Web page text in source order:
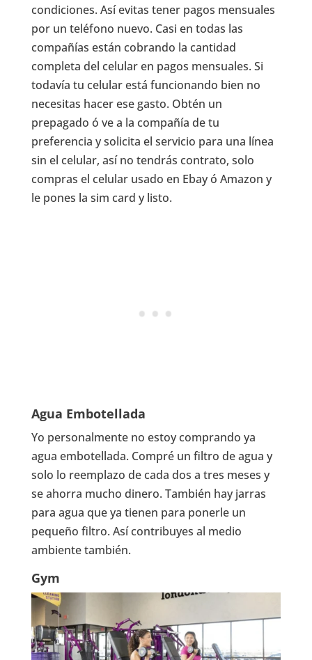
condiciones. Así evitas tener pagos mensuales
por un teléfono nuevo. Casi en todas las
compañías están cobrando la cantidad
completa del celular en pagos mensuales. Si
todavía tu celular está funcionando bien no
necesitas hacer ese gasto. Obtén un
prepagado ó ve a la compañía de tu
preferencia y solicita el servicio para una línea
sin el celular, así no tendrás contrato, solo
compras el celular usado en Ebay ó Amazon y
le pones la sim card y listo.
Agua Embotellada
Yo personalmente no estoy comprando ya
agua embotellada. Compré un filtro de agua y
solo lo reemplazo de cada dos a tres meses y
se ahorra mucho dinero. También hay jarras
para agua que ya tienen para ponerle un
pequeño filtro. Así contribuyes al medio
ambiente también.
Gym